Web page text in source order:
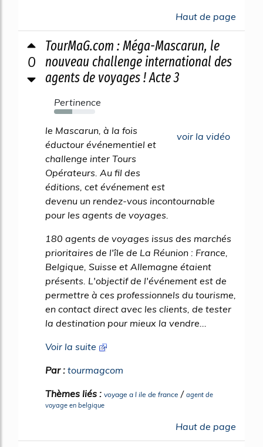
Haut de page
0
TourMaG.com : Méga-Mascarun, le
nouveau challenge international des
agents de voyages ! Acte 3
Pertinence
44%
voir la vidéo
le Mascarun, à la fois
éductour événementiel et
challenge inter Tours
Opérateurs. Au fil des
éditions, cet événement est
devenu un rendez-vous incontournable
pour les agents de voyages.
180 agents de voyages issus des marchés
prioritaires de l'île de La Réunion : France,
Belgique, Suisse et Allemagne étaient
présents. L'objectif de l'événement est de
permettre à ces professionnels du tourisme,
en contact direct avec les clients, de tester
la destination pour mieux la vendre...
Voir la suite
Par : tourmagcom
Thèmes liés : voyage a l ile de france / agent de
voyage en belgique
Haut de page